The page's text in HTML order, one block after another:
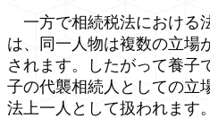
一方で相続税法における
は、同一人物は複数の立場
されます。したがって養子
子の代襲相続人としての立
法上一人として扱われます。